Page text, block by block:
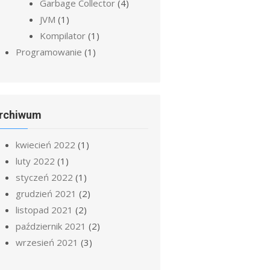
Garbage Collector (4)
JVM (1)
Kompilator (1)
Programowanie (1)
kwiecień 2022 (1)
luty 2022 (1)
styczeń 2022 (1)
grudzień 2021 (2)
listopad 2021 (2)
październik 2021 (2)
wrzesień 2021 (3)